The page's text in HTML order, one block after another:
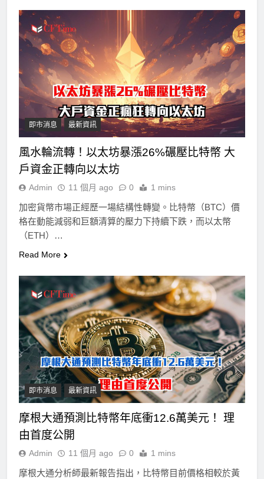
即市消息 最新資訊
風水輪流轉！以太坊暴漲26%碾壓比特幣 大
戶資金正轉向以太坊
Admin 11 個月 ago 0 1 mins
加密貨幣市場正經歷一場結構性轉變。比特幣（BTC）價
格在動能減弱和巨額清算的壓力下持續下跌，而以太幣
（ETH）…
Read More
即市消息 最新資訊
摩根大通預測比特幣年底衝12.6萬美元！ 理
由首度公開
Admin 11 個月 ago 0 1 mins
摩根大通分析師最新報告指出，比特幣目前價格相較於黃